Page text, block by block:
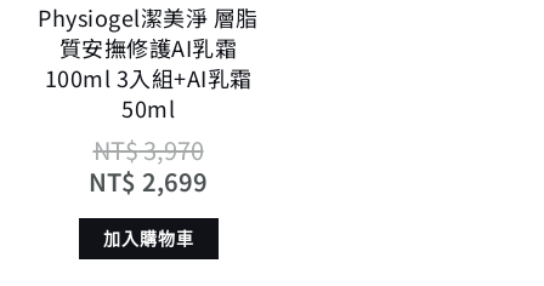
Physiogel潔美淨 層脂
質安撫修護AI乳霜
100ml 3入組+AI乳霜
50ml
NT$3,970
NT$ 2,699
加入購物車